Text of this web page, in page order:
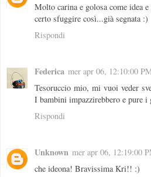
Molto carina e golosa come idea
certo sfuggire così...già segnata :)
Rispondi
Federica mer apr 06, 12:10:00
Tesoruccio mio, mi vuoi veder
I bambini impazzirebbero e pure
Rispondi
Unknown mer apr 06, 12:19:00
che ideona! Bravissima Kri!! :)